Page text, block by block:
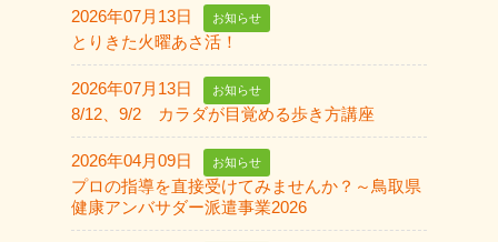
2026年07月13日 お知らせ
とりきた火曜あさ活！
2026年07月13日 お知らせ
8/12、9/2 カラダが目覚める歩き方講座
2026年04月09日 お知らせ
プロの指導を直接受けてみませんか？～鳥取県
健康アンバサダー派遣事業2026